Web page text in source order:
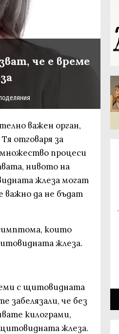
че е време
важен орган,
отговаря за
процеси
нивото на
жлеза могат
важно да не бъдат
които
жлеза.
с щитовидната
забелязали, че без
килограми,
жлеза.